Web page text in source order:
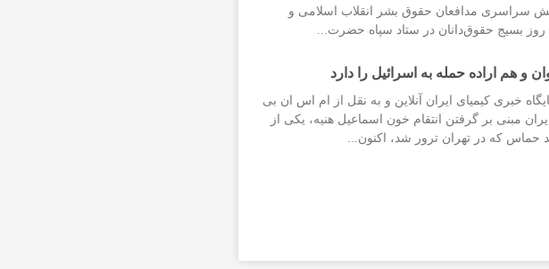
سراسری مدافعان حقوق بشر انقلاب اسلامی و
بسیج حقوق‌دانان در ستاد سپاه حضرت...
و هم اراده حمله به اسرائیل را دارد
خبری کیمیای ایران آنلاین و به نقل از ام اس ان بی
مبنی بر گرفتن انتقام خون اسماعیل هنیه، یکی از
حماس که در تهران ترور شد، اکنون...